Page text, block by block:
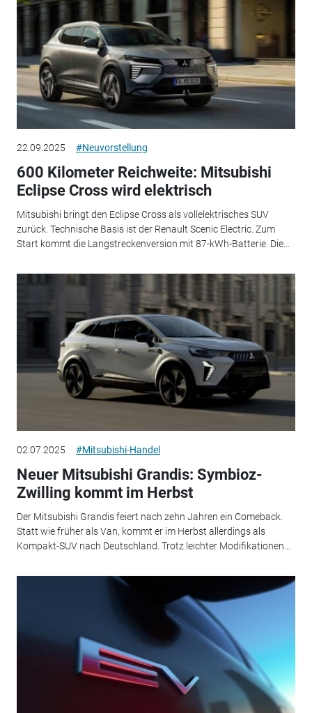
22.09.2025 #Neuvorstellung
600 Kilometer Reichweite: Mitsubishi
Eclipse Cross wird elektrisch
Mitsubishi bringt den Eclipse Cross als vollelektrisches SUV
zurück. Technische Basis ist der Renault Scenic Electric. Zum
Start kommt die Langstreckenversion mit 87-kWh-Batterie. Die...
02.07.2025 #Mitsubishi-Handel
Neuer Mitsubishi Grandis: Symbioz-
Zwilling kommt im Herbst
Der Mitsubishi Grandis feiert nach zehn Jahren ein Comeback.
Statt wie früher als Van, kommt er im Herbst allerdings als
Kompakt-SUV nach Deutschland. Trotz leichter Modifikationen...